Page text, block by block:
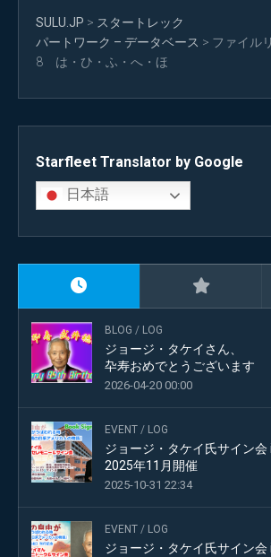
SULU.JP > スタートレック
パートワーク – データベース > ファイル
8 は・ひ・ふ・へ・ほ
Starfleet Translator by Google
日本語
BLOG / LOG
ジョージ・タケイさん、
卆寿おめでとうございます
2026-04-20 00:00
EVENT / LOG
ジョージ・タケイ氏サイン会
2025年11月開催
2025-10-31 22:34
EVENT / LOG
ジョージ・タケイ氏サイン会